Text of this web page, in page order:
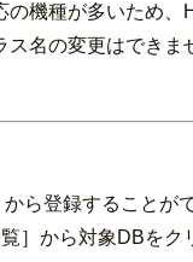
機種が多いため、
ス名の変更はでき
ら登録することが
］から対象DBを